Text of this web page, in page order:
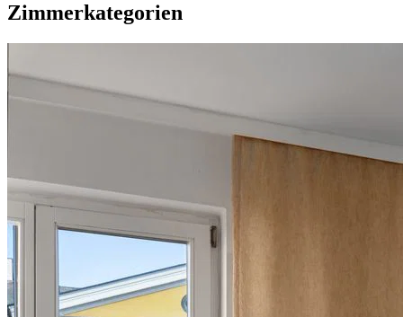
Zimmerkategorien